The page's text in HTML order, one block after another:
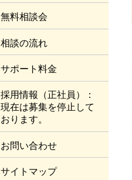
無料相談会
相談の流れ
サポート料金
採用情報（正社員）：
現在は募集を停止して
おります。
お問い合わせ
サイトマップ